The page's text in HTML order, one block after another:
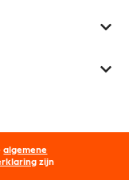
algemene
zijn